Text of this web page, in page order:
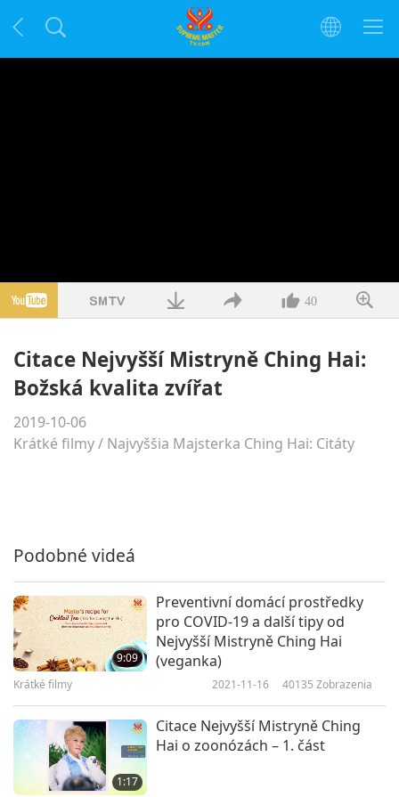
40
Citace Nejvyšší Mistryně Ching Hai:
Božská kvalita zvířat
2019-10-06
Krátké filmy/ Najvyššia Majsterka Ching Hai: Citáty
Podobné videá
9:09
Preventivní domácí prostředky
pro COVID-19 a další tipy od
Nejvyšší Mistryně Ching Hai
(veganka)
Krátké filmy 2021-11-16 40135 Zobrazenia
1:17
Citace Nejvyšší Mistryně Ching
Hai o zoonózách – 1. část